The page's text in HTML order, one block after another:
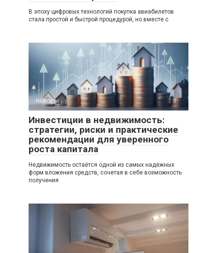
В эпоху цифровых технологий покупка авиабилетов
стала простой и быстрой процедурой, но вместе с
Новости 0
Инвестиции в недвижимость:
стратегии, риски и практические
рекомендации для уверенного
роста капитала
Недвижимость остаётся одной из самых надёжных
форм вложения средств, сочетая в себе возможность
получения